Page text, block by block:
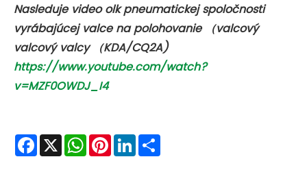
Nasleduje video olk pneumatickej spoločnosti
vyrábajúcej valce na polohovanie （valcový
valcový valcy （KDA/CQ2A)
https://www.youtube.com/watch?
v=MZF0OWDJ_I4
Facebook
X WhatsApp
PinterestLinkedIn